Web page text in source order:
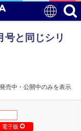
と同じシリ
発売中・公開中のみを表示
電子版